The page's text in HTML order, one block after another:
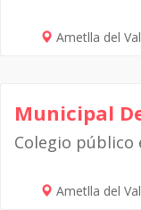
Ametlla del
Municipal
Colegio público
Ametlla del